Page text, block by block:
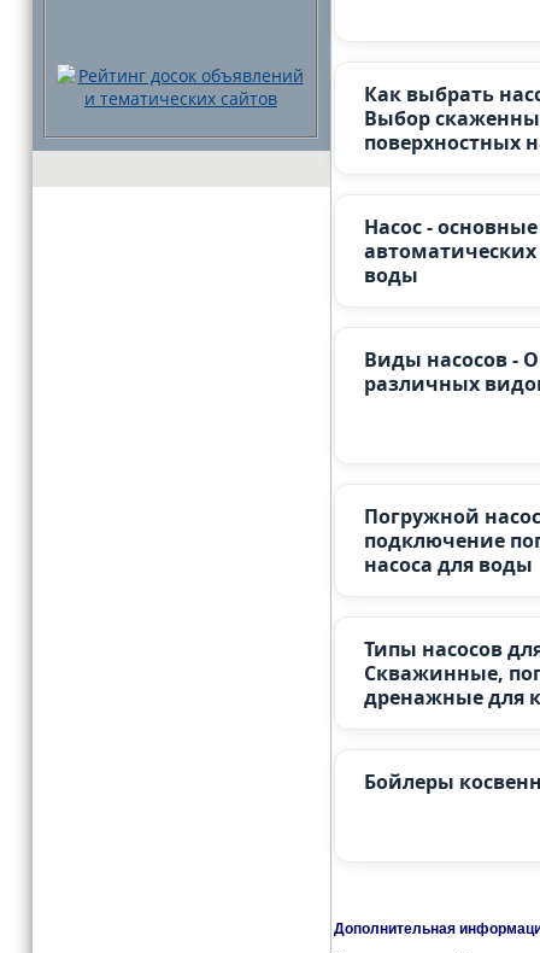
Как выбрать
Выбор
поверхностных
Насос -
автоматических
воды
Виды насосов -
различных
Погружной
подключение
насоса для воды
Типы насосов
Скважинные,
дренажные для
Бойлеры
Дополнительная